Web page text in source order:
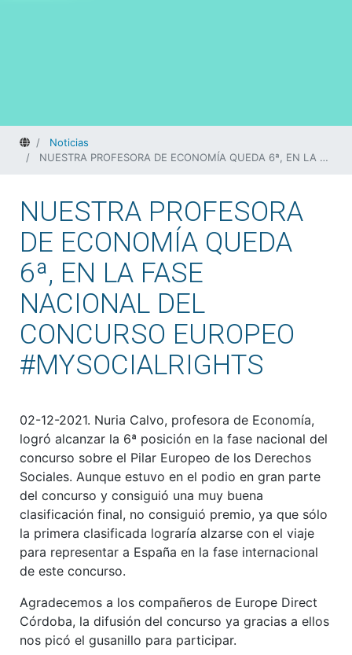
HomeNoticias
NUESTRA PROFESORA DE ECONOMÍA QUEDA 6ª, EN LA FASE NACIONAL DEL CONCURSO EUROPEO #MYSOCIALRIGHTS
NUESTRA PROFESORA
DE ECONOMÍA QUEDA
6ª, EN LA FASE
NACIONAL DEL
CONCURSO EUROPEO
#MYSOCIALRIGHTS
02-12-2021. Nuria Calvo, profesora de Economía,
logró alcanzar la 6ª posición en la fase nacional del
concurso sobre el Pilar Europeo de los Derechos
Sociales. Aunque estuvo en el podio en gran parte
del concurso y consiguió una muy buena
clasificación final, no consiguió premio, ya que sólo
la primera clasificada lograría alzarse con el viaje
para representar a España en la fase internacional
de este concurso.
Agradecemos a los compañeros de Europe Direct
Córdoba, la difusión del concurso ya gracias a ellos
nos picó el gusanillo para participar.